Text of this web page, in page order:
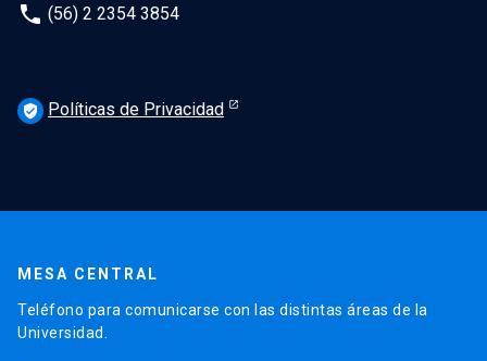
phone (56) 2 2354 3854
verified_user Políticas de Privacidad
MESA CENTRAL
Teléfono para comunicarse con las distintas áreas de la
Universidad.